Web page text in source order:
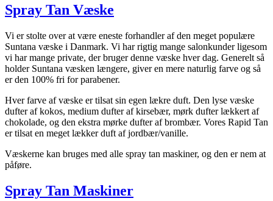
Spray Tan Væske
Vi er stolte over at være eneste forhandler af den meget populære
Suntana væske i Danmark. Vi har rigtig mange salonkunder ligesom
vi har mange private, der bruger denne væske hver dag. Generelt så
holder Suntana væsken længere, giver en mere naturlig farve og så
er den 100% fri for parabener.
Hver farve af væske er tilsat sin egen lækre duft. Den lyse væske
dufter af kokos, medium dufter af kirsebær, mørk dufter lækkert af
chokolade, og den ekstra mørke dufter af brombær. Vores Rapid Tan
er tilsat en meget lækker duft af jordbær/vanille.
Væskerne kan bruges med alle spray tan maskiner, og den er nem at
påføre.
Spray Tan Maskiner